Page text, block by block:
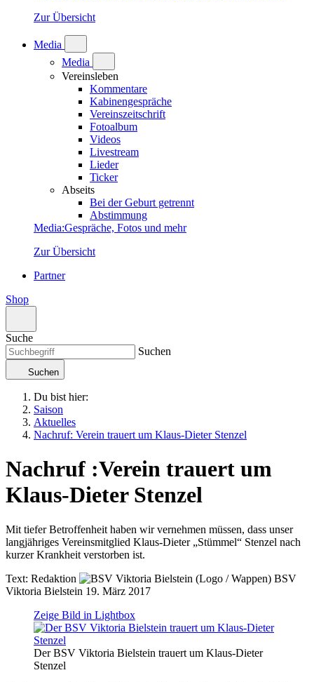
Zur Übersicht
Media
Media
Vereinsleben
Kommentare
Kabinengespräche
Vereinszeitschrift
Fotoalbum
Videos
Livestream
Lieder
Ticker
Abseits
Bei der Geburt getrennt
Abstimmung
Media:Gespräche, Fotos und mehr
Zur Übersicht
Partner
Shop
Suche
Suchen
Suchen
Du bist hier:
Saison
Aktuelles
Nachruf: Verein trauert um Klaus-Dieter Stenzel
Nachruf :Verein trauert um
Klaus-Dieter Stenzel
Mit tiefer Betroffenheit haben wir vernehmen müssen, dass unser
langjähriges Vereinsmitglied Klaus-Dieter „Stümmel“ Stenzel nach
kurzer Krankheit verstorben ist.
Text: Redaktion
BSV
Viktoria Bielstein 19. März 2017
Zeige Bild in Lightbox
Der BSV Viktoria Bielstein trauert um Klaus-Dieter
Stenzel